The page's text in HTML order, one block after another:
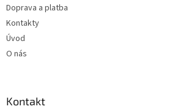
Doprava a platba
Kontakty
Úvod
O nás
Kontakt